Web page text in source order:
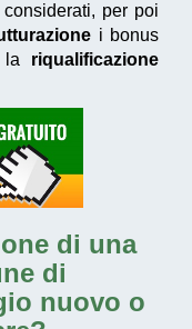
per poi
i bonus
la riqualificazione
di una
di
nuovo o